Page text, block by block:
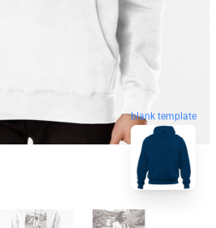
blank template